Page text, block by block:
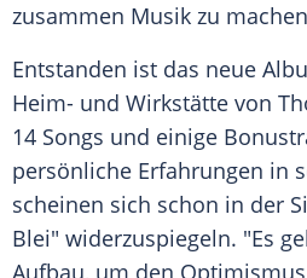
zusammen Musik zu
Entstanden ist das neue
Heim- und Wirkstätte von
14 Songs und einige
persönliche Erfahrungen in
scheinen sich schon in der
Blei" widerzuspiegeln. "Es